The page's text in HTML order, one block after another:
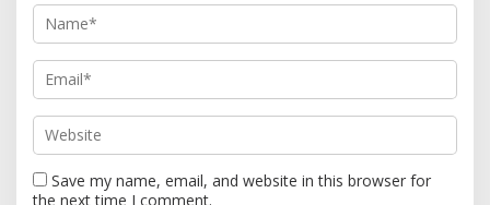
Save my name, email, and website in this browser for
the next time I comment.